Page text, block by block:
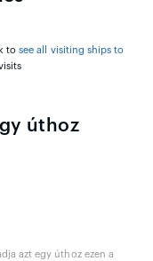
tosee all visiting ships to
úthoz
azt egy úthoz ezen a